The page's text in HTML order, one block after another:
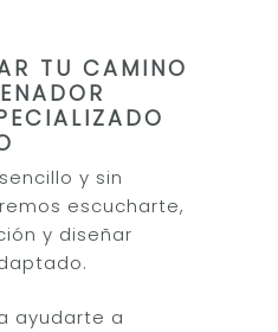
TU CAMINO
y sin
escucharte,
y diseñar
ayudarte a